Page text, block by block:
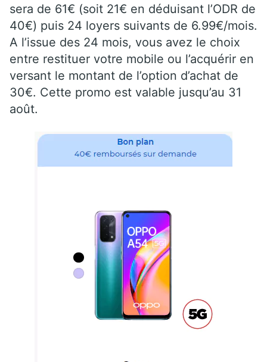
sera de 61€ (soit 21€ en déduisant l’ODR de
40€) puis 24 loyers suivants de 6.99€/mois.
A l’issue des 24 mois, vous avez le choix
entre restituer votre mobile ou l’acquérir en
versant le montant de l’option d’achat de
30€. Cette promo est valable jusqu’au 31
août.